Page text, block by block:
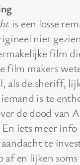
is een losse
niet
film
film makers
als de sheriff,
is te
de dood van
En iets meer
te
af en lijken